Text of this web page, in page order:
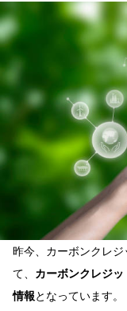
昨今、カーボンクレジ
て、 カーボンクレジ
情報となっています。